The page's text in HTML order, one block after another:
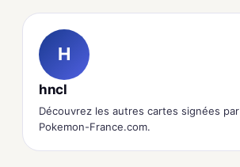
H
hncl
Découvrez les autres cartes signées par
Pokemon-France.com.